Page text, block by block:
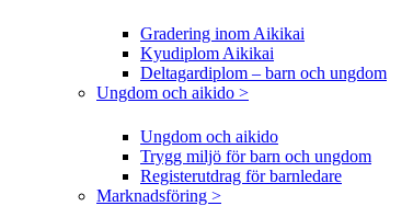
Gradering inom Aikikai
Kyudiplom Aikikai
Deltagardiplom – barn och ungdom
Ungdom och aikido >
Ungdom och aikido
Trygg miljö för barn och ungdom
Registerutdrag för barnledare
Marknadsföring >